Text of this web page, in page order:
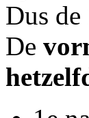
Dus de
De